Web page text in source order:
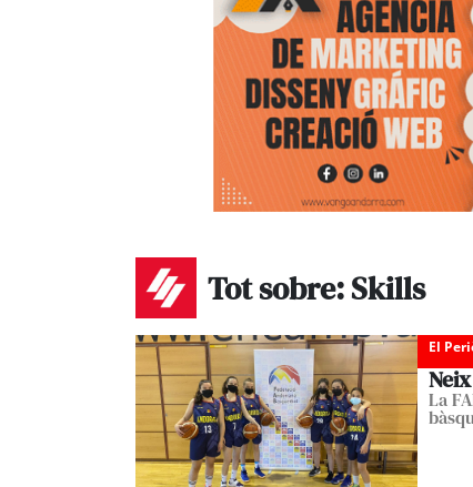
Tot sobre: Skills
El
La